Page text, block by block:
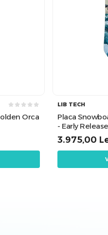
Orca
LIB TECH
Placa
- Early Release
3.975,00